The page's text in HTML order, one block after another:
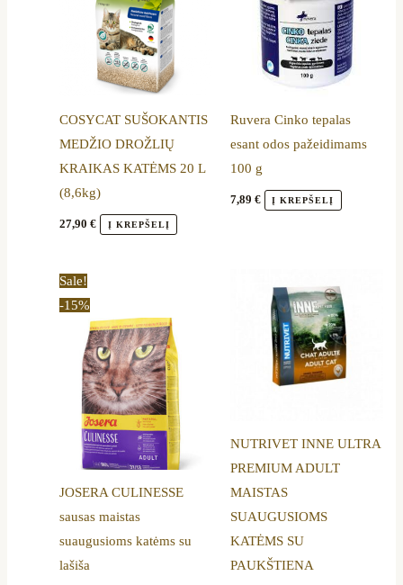
COSYCAT SUŠOKANTIS
MEDŽIO DROŽLIŲ
KRAIKAS KATĖMS 20 L
(8,6kg)
27,90€ Į KREPŠELĮ
Ruvera Cinko tepalas
esant odos pažeidimams
100 g
7,89 € Į KREPŠELĮ
Sale!
-15%
JOSERA CULINESSE
sausas maistas
suaugusioms katėms su
lašiša
through
45,59 €
has
multiple
variants.
The
options
may
be
chosen
on
the
NUTRIVET INNE ULTRA
PREMIUM ADULT
MAISTAS
SUAUGUSIOMS
KATĖMS SU
PAUKŠTIENA
range:
18,80 €
through
46,99 €
product
has
multiple
variants.
may
be
on
the
product